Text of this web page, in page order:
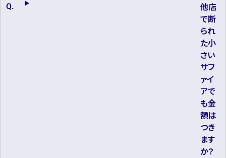
他店
で断
られ
た小
さい
サフ
ァイ
アで
も金
額は
つき
ます
か？